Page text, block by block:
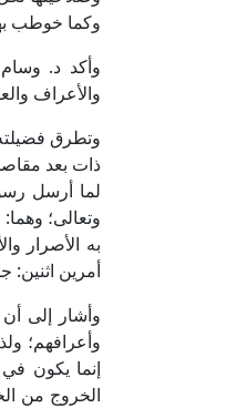
وكما خوطب
وأكد د. وسام
والأعراف
وتطرق
ذات بعد
لما أرسل
وتعالى؛
به الأصرار
أمرين اثنين:
وأشار إلى
وأعرافهم؛
إنما يكون
الخروج من